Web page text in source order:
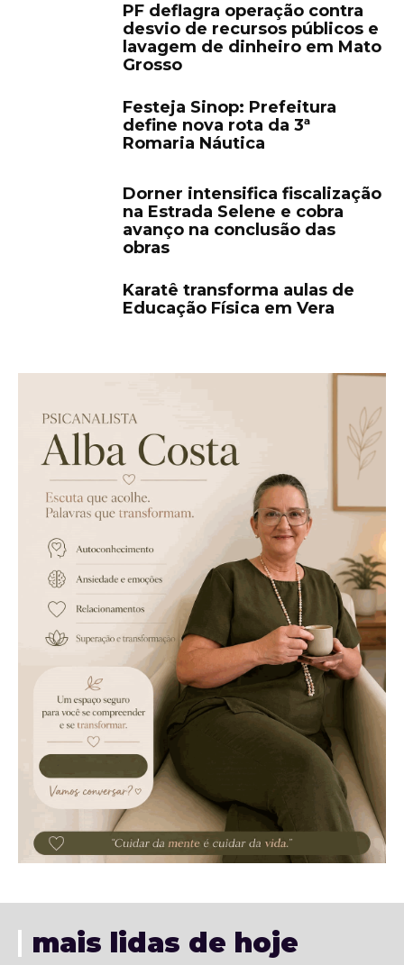
PF deflagra operação contra
desvio de recursos públicos e
lavagem de dinheiro em Mato
Grosso
Festeja Sinop: Prefeitura
define nova rota da 3ª
Romaria Náutica
Dorner intensifica fiscalização
na Estrada Selene e cobra
avanço na conclusão das
obras
Karatê transforma aulas de
Educação Física em Vera
mais lidas de hoje